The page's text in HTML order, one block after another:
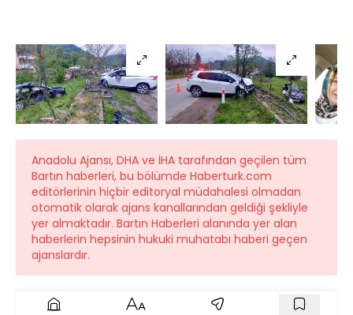
Anadolu Ajansı, DHA ve İHA tarafından geçilen tüm
Bartın haberleri, bu bölümde Haberturk.com
editörlerinin hiçbir editoryal müdahalesi olmadan
otomatik olarak ajans kanallarından geldiği şekliyle
yer almaktadır. Bartın Haberleri alanında yer alan
haberlerin hepsinin hukuki muhatabı haberi geçen
ajanslardır.